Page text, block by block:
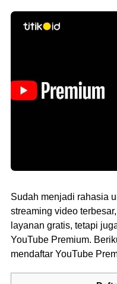
Sudah menjadi rahasia
streaming video
layanan gratis, tetapi
YouTube Premium.
mendaftar YouTube